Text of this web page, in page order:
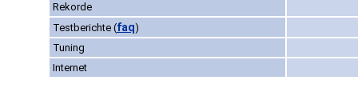
Rekorde
Testberichte (faq)
Tuning
Internet